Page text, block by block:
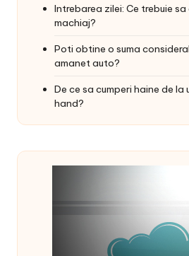
Intrebarea zilei: Ce trebuie
machiaj?
Poti obtine o suma
amanet auto?
De ce sa cumperi haine de
hand?